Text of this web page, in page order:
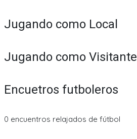
Jugando como Local
Jugando como Visitante
Encuetros futboleros
0 encuentros relajados de fútbol